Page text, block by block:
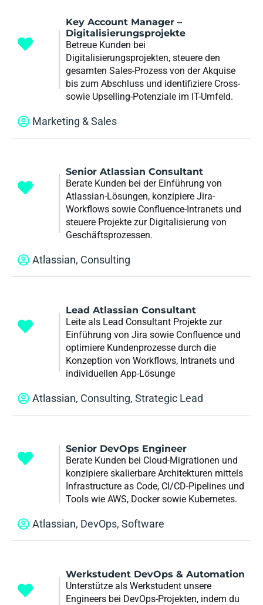
Key Account Manager –
Digitalisierungsprojekte
Betreue Kunden bei
Digitalisierungsprojekten, steuere den
gesamten Sales-Prozess von der Akquise
bis zum Abschluss und identifiziere Cross-
sowie Upselling-Potenziale im IT-Umfeld.
Marketing & Sales
Senior Atlassian Consultant
Berate Kunden bei der Einführung von
Atlassian-Lösungen, konzipiere Jira-
Workflows sowie Confluence-Intranets und
steuere Projekte zur Digitalisierung von
Geschäftsprozessen.
Atlassian, Consulting
Lead Atlassian Consultant
Leite als Lead Consultant Projekte zur
Einführung von Jira sowie Confluence und
optimiere Kundenprozesse durch die
Konzeption von Workflows, Intranets und
individuellen App-Lösunge
Atlassian, Consulting, Strategic Lead
Senior DevOps Engineer
Berate Kunden bei Cloud-Migrationen und
konzipiere skalierbare Architekturen mittels
Infrastructure as Code, CI/CD-Pipelines und
Tools wie AWS, Docker sowie Kubernetes.
Atlassian, DevOps, Software
Werkstudent DevOps & Automation
Unterstütze als Werkstudent unsere
Engineers bei DevOps-Projekten, indem du